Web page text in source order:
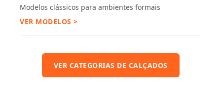
Modelos clássicos para ambientes formais
VER MODELOS >
VER CATEGORIAS DE CALÇADOS